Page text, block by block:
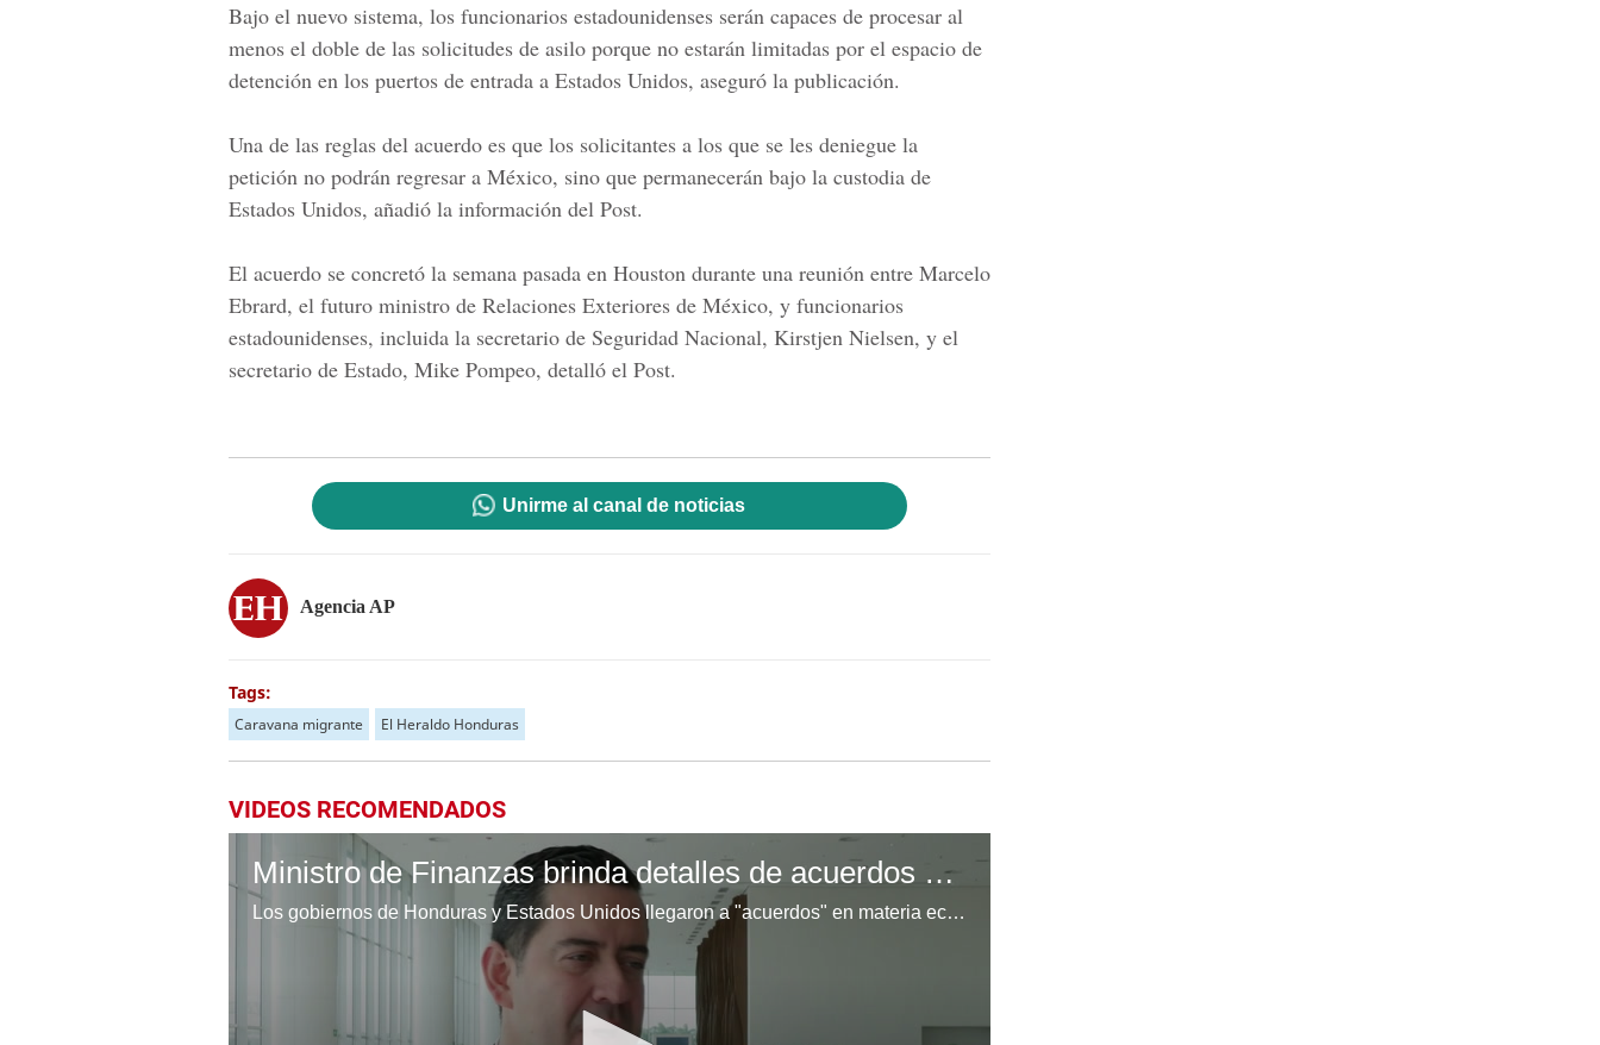
Bajo el nuevo sistema, los funcionarios estadounidenses serán capaces de procesar al
menos el doble de las solicitudes de asilo porque no estarán limitadas por el espacio de
detención en los puertos de entrada a Estados Unidos, aseguró la publicación.
Una de las reglas del acuerdo es que los solicitantes a los que se les deniegue la
petición no podrán regresar a México, sino que permanecerán bajo la custodia de
Estados Unidos, añadió la información del Post.
El acuerdo se concretó la semana pasada en Houston durante una reunión entre Marcelo
Ebrard, el futuro ministro de Relaciones Exteriores de México, y funcionarios
estadounidenses, incluida la secretario de Seguridad Nacional, Kirstjen Nielsen, y el
secretario de Estado, Mike Pompeo, detalló el Post.
Unirme al canal de noticias
Agencia AP
Tags:
Caravana migrante El Heraldo Honduras
VIDEOS RECOMENDADOS
Ministro de Finanzas brinda detalles de acuerdos comerciales entre Honduras y EEUU
Los gobiernos de Honduras y Estados Unidos llegaron a "acuerdos" en materia económica, que se irán dando de forma paulatina para "aperturar" los intercambios comerciales entre ambos países, durante la reunión entre los presidentes Nasry Asfura y Donald Trump en Mar-a-Lago, Florida. Video EFE